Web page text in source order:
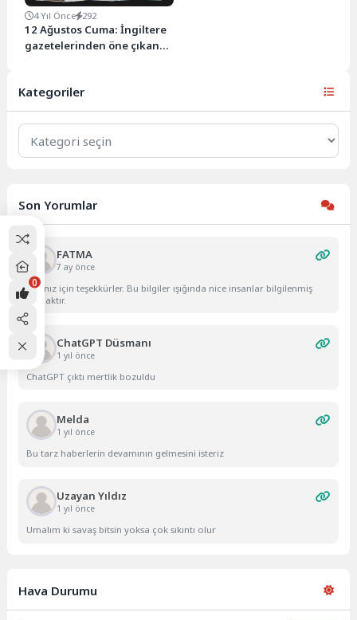
4 Yıl Önce 292
12 Ağustos Cuma: İngiltere
gazetelerinden öne çıkan
Kategoriler
Kategoriler
Son Yorumlar
FATMA
7 ay önce
Yazınız için teşekkürler. Bu bilgiler ışığında nice insanlar bilgilenmiş
olacaktır.
ChatGPT Düsmanı
1 yıl önce
ChatGPT çıktı mertlik bozuldu
Melda
1 yıl önce
Bu tarz haberlerin devamının gelmesini isteriz
Uzayan Yıldız
1 yıl önce
Umalım ki savaş bitsin yoksa çok sıkıntı olur
Hava Durumu
0